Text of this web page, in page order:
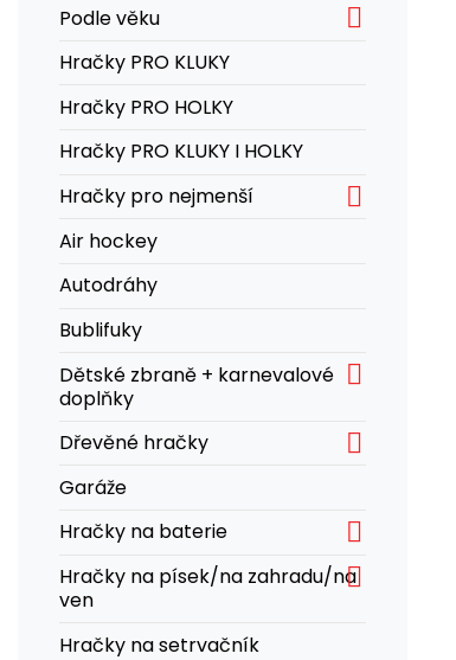
Podle věku

Hračky PRO KLUKY
Hračky PRO HOLKY
Hračky PRO KLUKY I HOLKY
Hračky pro nejmenší

Air hockey
Autodráhy
Bublifuky
Dětské zbraně + karnevalové
doplňky

Dřevěné hračky 
Garáže
Hračky na baterie

Hračky na písek/na zahradu/na
ven

Hračky na setrvačník